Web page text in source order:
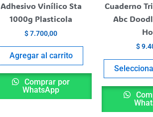
Adhesivo Vinílico Sta
1000g Plasticola
$7.700,00
Agregar al carrito
Comprar por
WhatsApp
Cuaderno
Abc
$